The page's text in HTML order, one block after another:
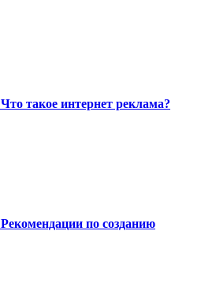
Что такое интернет реклама?
Рекомендации по созданию